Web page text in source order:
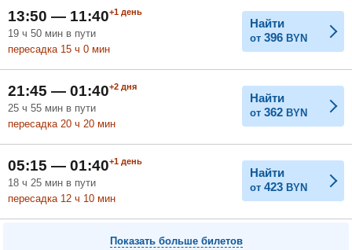
13:50 — 11:40+1 день
19 ч 50 мин в пути
пересадка 15 ч 0 мин
Найти
от 396 BYN
21:45 — 01:40+2 дня
25 ч 55 мин в пути
пересадка 20 ч 20 мин
Найти
от 362 BYN
05:15 — 01:40+1 день
18 ч 25 мин в пути
пересадка 12 ч 10 мин
Найти
от 423 BYN
Показать больше билетов